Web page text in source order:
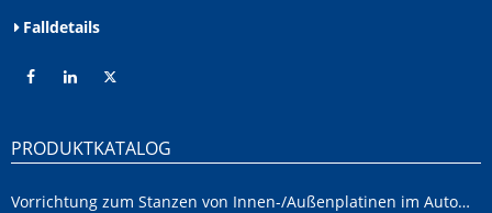
Falldetails
PRODUKTKATALOG
Vorrichtung zum Stanzen von Innen-/Außenplatinen im Automobilbereich